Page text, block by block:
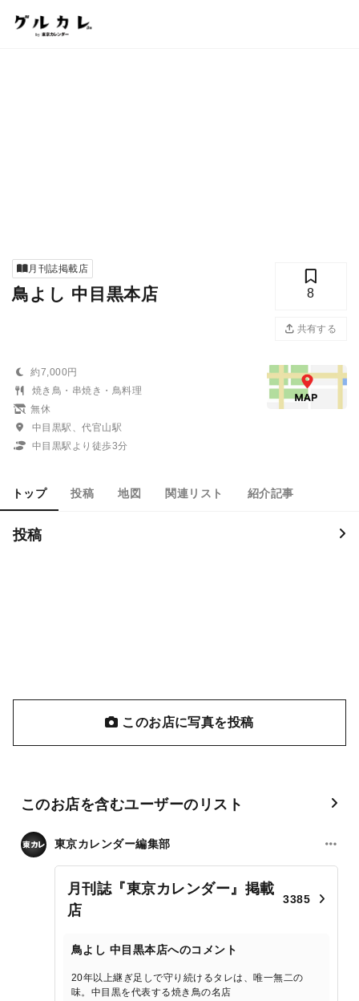
月刊誌掲載店
鳥よし 中目黒本店 8
共有する
約7,000円
焼き鳥・串焼き・鳥料理
無休
中目黒駅、代官山駅
中目黒駅より徒歩3分
トップ 投稿 地図 関連リスト 紹介記事
投稿
このお店に写真を投稿
このお店を含むユーザーのリスト
東京カレンダー編集部
月刊誌『東京カレンダー』掲載
店
3385
鳥よし 中目黒本店へのコメント
20年以上継ぎ足しで守り続けるタレは、唯一無二の
味。中目黒を代表する焼き鳥の名店